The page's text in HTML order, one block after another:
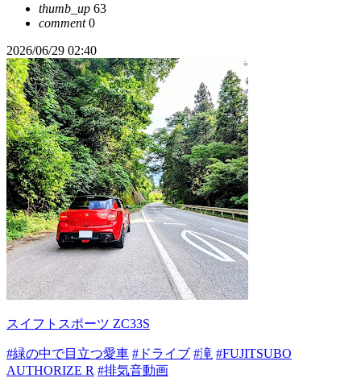
thumb_up 63
comment0
2026/06/29 02:40
スイフトスポーツ ZC33S
#緑の中で目立つ愛車 #ドライブ #滝 #FUJITSUBO
AUTHORIZE R #排気音動画